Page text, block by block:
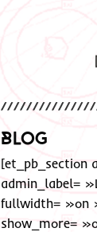
Blog
admin_label=
fullwidth= »on
show_more=